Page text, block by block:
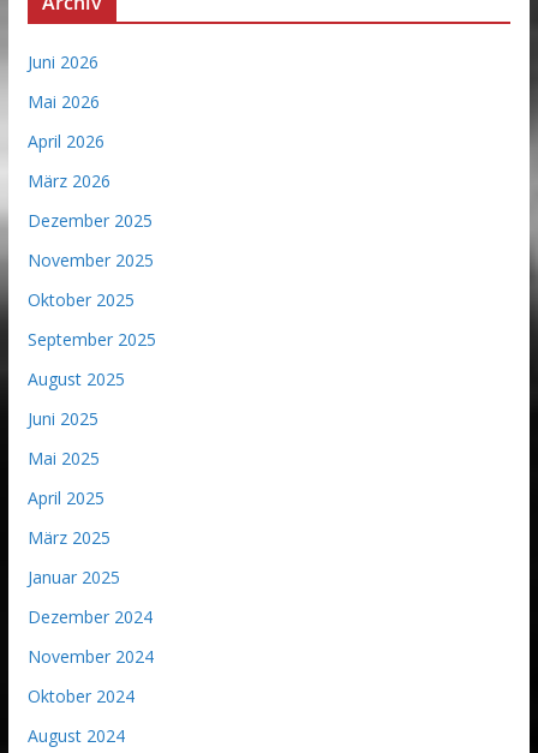
Juni 2026
Mai 2026
April 2026
März 2026
Dezember 2025
November 2025
Oktober 2025
September 2025
August 2025
Juni 2025
Mai 2025
April 2025
März 2025
Januar 2025
Dezember 2024
November 2024
Oktober 2024
August 2024